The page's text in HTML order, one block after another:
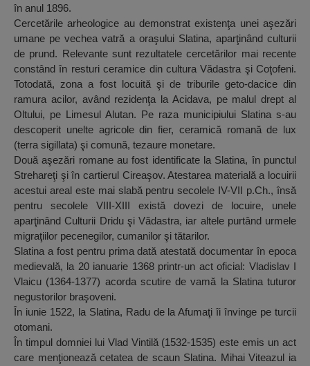
în anul 1896.
Cercetările arheologice au demonstrat existenţa unei aşezări
umane pe vechea vatră a oraşului Slatina, aparţinând culturii
de prund. Relevante sunt rezultatele cercetărilor mai recente
constând în resturi ceramice din cultura Vădastra şi Coţofeni.
Totodată, zona a fost locuită şi de triburile geto-dacice din
ramura acilor, având rezidenţa la Acidava, pe malul drept al
Oltului, pe Limesul Alutan. Pe raza municipiului Slatina s-au
descoperit unelte agricole din fier, ceramică romană de lux
(terra sigillata) şi comună, tezaure monetare.
Două aşezări romane au fost identificate la Slatina, în punctul
Strehareţi şi în cartierul Cireaşov. Atestarea materială a locuirii
acestui areal este mai slabă pentru secolele IV-VII p.Ch., însă
pentru secolele VIII-XIII există dovezi de locuire, unele
aparţinând Culturii Dridu şi Vădastra, iar altele purtând urmele
migraţiilor pecenegilor, cumanilor şi tătarilor.
Slatina a fost pentru prima dată atestată documentar în epoca
medievală, la 20 ianuarie 1368 printr-un act oficial: Vladislav I
Vlaicu (1364-1377) acorda scutire de vamă la Slatina tuturor
negustorilor braşoveni.
În iunie 1522, la Slatina, Radu de la Afumaţi îi învinge pe turcii
otomani.
În timpul domniei lui Vlad Vintilă (1532-1535) este emis un act
care menţionează cetatea de scaun Slatina. Mihai Viteazul ia